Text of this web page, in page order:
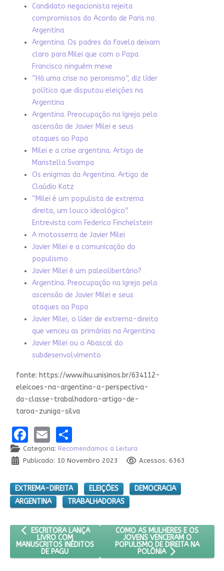
Candidato negacionista rejeita
compromissos do Acordo de Paris na
Argentina
Argentina. Os padres da favela deixam
claro para Milei que com o Papa
Francisco ninguém mexe
“Há uma crise no peronismo”, diz líder
político que disputou eleições na
Argentina
Argentina. Preocupação na Igreja pela
ascensão de Javier Milei e seus
ataques ao Papa
Milei e a crise argentina. Artigo de
Maristella Svampa
Os enigmas da Argentina. Artigo de
Claúdio Katz
“Milei é um populista de extrema
direita, um louco ideológico”.
Entrevista com Federico Finchelstein
A motosserra de Javier Milei
Javier Milei e a comunicação do
populismo
Javier Milei é um paleolibertário?
Argentina. Preocupação na Igreja pela
ascensão de Javier Milei e seus
ataques ao Papa
Javier Milei, o líder de extrema-direita
que venceu as primárias na Argentina
Javier Milei ou o Abascal do
subdesenvolvimento
fonte: https://www.ihu.unisinos.br/634112-
eleicoes-na-argentina-a-perspectiva-
da-classe-trabalhadora-artigo-de-
taroa-zuniga-silva
Facebook
EmailShare
Categoria: Recomendamos a Leitura
Publicado: 10 Novembro 2023
Acessos: 6363
EXTREMA-DIREITA ELEIÇÕES
DEMOCRACIA
ARGENTINA
TRABALHADORAS
ARTIGO ANTERIOR: ESCRITORA LANÇA LIVRO COM
ESCRITORA LANÇA
LIVRO COM
MANUSCRITOS INÉDITOS
DE PAGU
PRÓXIMO ARTIGO: COMO AS
COMO AS MULHERES E OS
JOVENS VENCERAM O
POPULISMO DE DIREITA NA
POLÔNIA